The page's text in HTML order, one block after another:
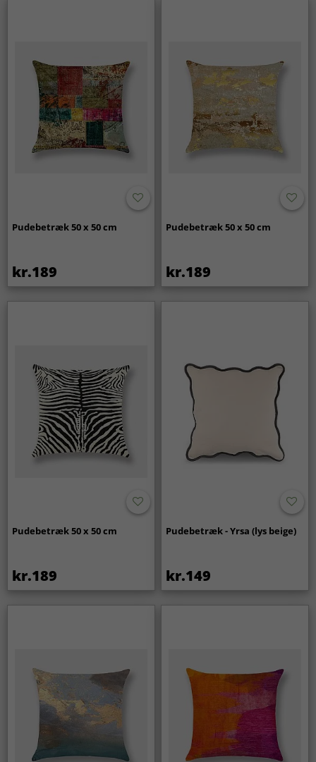
Pudebetræk 50 x 50 cm
kr.189
Pudebetræk 50 x 50 cm
kr.189
Pudebetræk 50 x 50 cm
kr.189
Pudebetræk - Yrsa (lys beige)
kr.149